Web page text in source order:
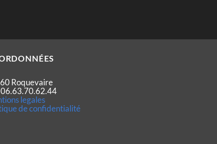
Roquevaire
06.63.70.62.44
legales
de confidentialité